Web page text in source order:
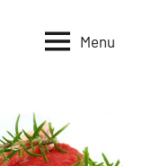
Menu